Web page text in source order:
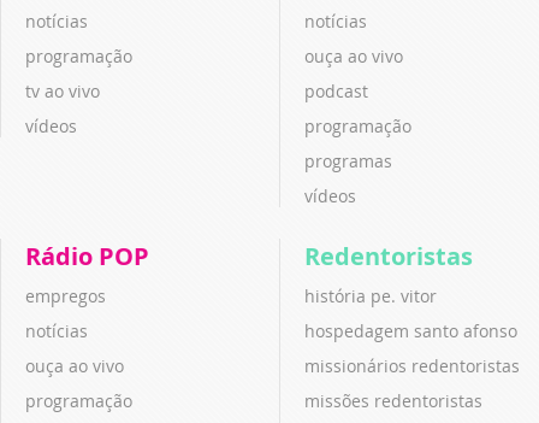
notícias
programação
tv ao vivo
vídeos
notícias
ouça ao vivo
podcast
programação
programas
vídeos
Rádio POP
empregos
notícias
ouça ao vivo
programação
Redentoristas
história pe. vitor
hospedagem santo afonso
missionários redentoristas
missões redentoristas